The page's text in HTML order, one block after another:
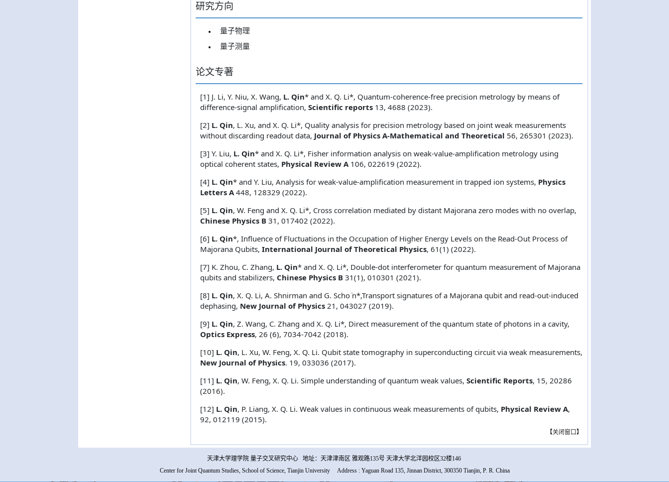
研究方向
量子物理
量子测量
论文专著
[1] J. Li, Y. Niu, X. Wang, L. Qin* and X. Q. Li*, Quantum-coherence-free precision metrology by means of
difference-signal amplification, Scientific reports 13, 4688 (2023).
[2] L. Qin, L. Xu, and X. Q. Li*, Quality analysis for precision metrology based on joint weak measurements
without discarding readout data, Journal of Physics A-Mathematical and Theoretical 56, 265301 (2023).
[3] Y. Liu, L. Qin* and X. Q. Li*, Fisher information analysis on weak-value-amplification metrology using
optical coherent states, Physical Review A106, 022619 (2022).
[4] L. Qin* and Y. Liu, Analysis for weak-value-amplification measurement in trapped ion systems, Physics
Letters A448, 128329 (2022).
[5] L. Qin, W. Feng and X. Q. Li*, Cross correlation mediated by distant Majorana zero modes with no overlap,
Chinese Physics B 31, 017402 (2022).
[6] L. Qin*, Influence of Fluctuations in the Occupation of Higher Energy Levels on the Read-Out Process of
Majorana Qubits, International Journal of Theoretical Physics, 61(1) (2022).
[7] K. Zhou, C. Zhang, L. Qin* and X. Q. Li*, Double-dot interferometer for quantum measurement of Majorana
qubits and stabilizers, Chinese Physics B 31(1), 010301 (2021).
[8] L. Qin, X. Q. Li, A. Shnirman and G. Scho ̈n*,Transport signatures of a Majorana qubit and read-out-induced
dephasing, New Journal of Physics 21, 043027 (2019).
[9] L. Qin, Z. Wang, C. Zhang and X. Q. Li*, Direct measurement of the quantum state of photons in a cavity,
Optics Express, 26 (6), 7034-7042 (2018).
[10] L. Qin, L. Xu, W. Feng, X. Q. Li. Qubit state tomography in superconducting circuit via weak measurements,
New Journal of Physics. 19, 033036 (2017).
[11] L. Qin, W. Feng, X. Q. Li. Simple understanding of quantum weak values, Scientific Reports, 15, 20286
(2016).
[12] L. Qin, P. Liang, X. Q. Li. Weak values in continuous weak measurements of qubits, Physical Review A,
92, 012119 (2015).
【关闭窗口】
天津大学理学院 量子交叉研究中心 地址：天津津南区 雅观路135号 天津大学北洋园校区32楼146
Center for Joint Quantum Studies, School of Science, Tianjin University Address : Yaguan Road 135, Jinnan District, 300350 Tianjin, P. R. China